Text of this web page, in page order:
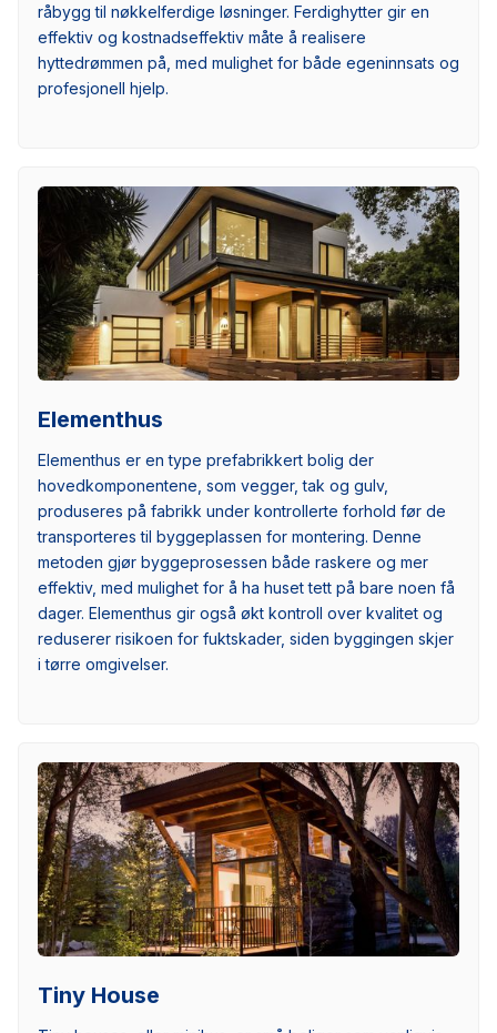
råbygg til nøkkelferdige løsninger. Ferdighytter gir en
effektiv og kostnadseffektiv måte å realisere
hyttedrømmen på, med mulighet for både egeninnsats og
profesjonell hjelp.
Elementhus
Elementhus er en type prefabrikkert bolig der
hovedkomponentene, som vegger, tak og gulv,
produseres på fabrikk under kontrollerte forhold før de
transporteres til byggeplassen for montering. Denne
metoden gjør byggeprosessen både raskere og mer
effektiv, med mulighet for å ha huset tett på bare noen få
dager. Elementhus gir også økt kontroll over kvalitet og
reduserer risikoen for fuktskader, siden byggingen skjer
i tørre omgivelser.
Tiny House